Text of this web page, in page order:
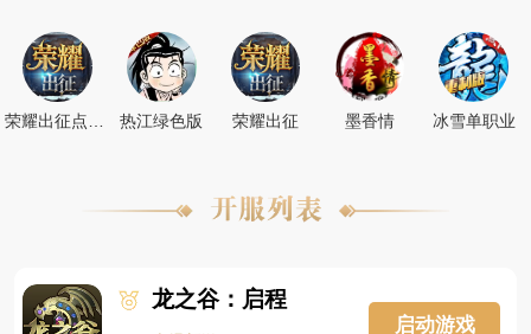
热江绿色版 荣耀出征 墨香情 冰雪单职业
龙之谷：启程
启动游戏